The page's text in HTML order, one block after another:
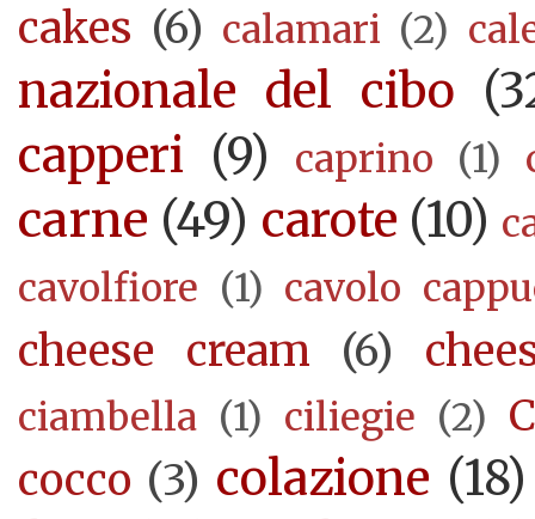
cakes (6) calamari (2)
nazionale del cibo
capperi (9) caprino (1)
carne (49) carote (10)
cavolfiore (1) cavolo
cheese cream (6)
ciambella (1) ciliegie (2)
cocco (3) colazione (18)